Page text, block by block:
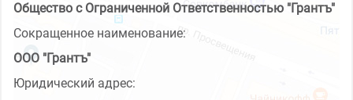
Общество с Ограниченной Ответственностью "Грантъ"
Сокращенное наименование:
ООО "Грантъ"
Юридический адрес: